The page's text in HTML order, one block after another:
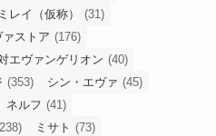
レイ（仮称）
(31)
ァストア (176)
エヴァンゲリオン (40)
(353) シン・エヴァ (45)
ネルフ (41)
ミサト (73)